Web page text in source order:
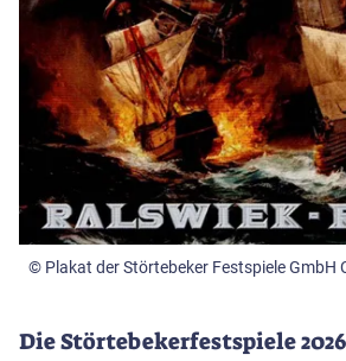
© Plakat der Störtebeker Festspiele GmbH
Die Störtebekerfestspiele 2026